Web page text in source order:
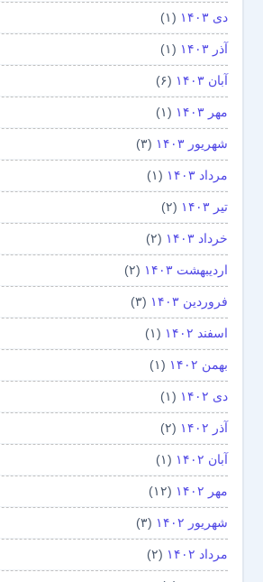
دی ۱۴۰۳ (۱)
آذر ۱۴۰۳ (۱)
آبان ۱۴۰۳ (۶)
مهر ۱۴۰۳ (۱)
شهریور ۱۴۰۳ (۳)
مرداد ۱۴۰۳ (۱)
تیر ۱۴۰۳ (۲)
خرداد ۱۴۰۳ (۲)
اردیبهشت ۱۴۰۳ (۲)
فروردین ۱۴۰۳ (۳)
اسفند ۱۴۰۲ (۱)
بهمن ۱۴۰۲ (۱)
دی ۱۴۰۲ (۱)
آذر ۱۴۰۲ (۲)
آبان ۱۴۰۲ (۱)
مهر ۱۴۰۲ (۱۲)
شهریور ۱۴۰۲ (۳)
مرداد ۱۴۰۲ (۲)